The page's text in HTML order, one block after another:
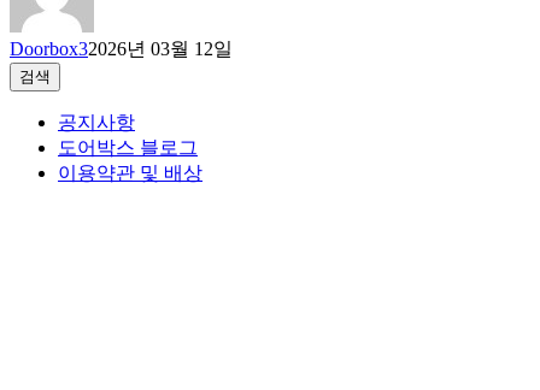
Doorbox32026년 03월 12일
검색
검색
공지사항
도어박스 블로그
이용약관 및 배상